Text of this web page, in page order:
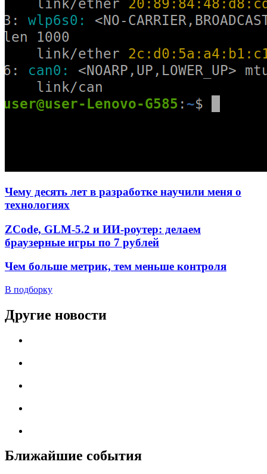
Чему десять лет в разработке научили меня о
технологиях
ZCode, GLM-5.2 и ИИ-роутер: делаем
браузерные игры по 7 рублей
Чем больше метрик, тем меньше контроля
В подборку
Другие новости
Ближайшие события